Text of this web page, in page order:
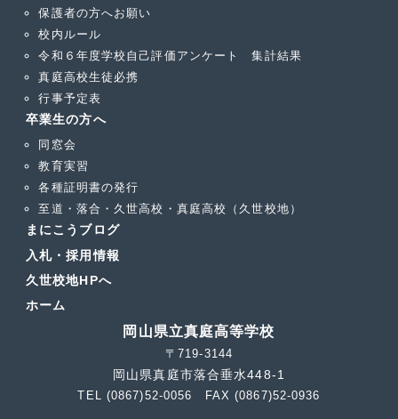
保護者の方へお願い
校内ルール
令和６年度学校自己評価アンケート 集計結果
真庭高校生徒必携
行事予定表
卒業生の方へ
同窓会
教育実習
各種証明書の発行
至道・落合・久世高校・真庭高校（久世校地）
まにこうブログ
入札・採用情報
久世校地HPへ
ホーム
岡山県立真庭高等学校
〒719-3144
岡山県真庭市落合垂水448-1
TEL (0867)52-0056 FAX (0867)52-0936